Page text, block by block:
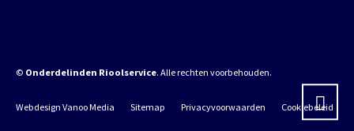
© Onderdelinden Rioolservice. Alle rechten voorbehouden.
Webdesign Vanoo Media Sitemap Privacyvoorwaarden Cookiebeleid